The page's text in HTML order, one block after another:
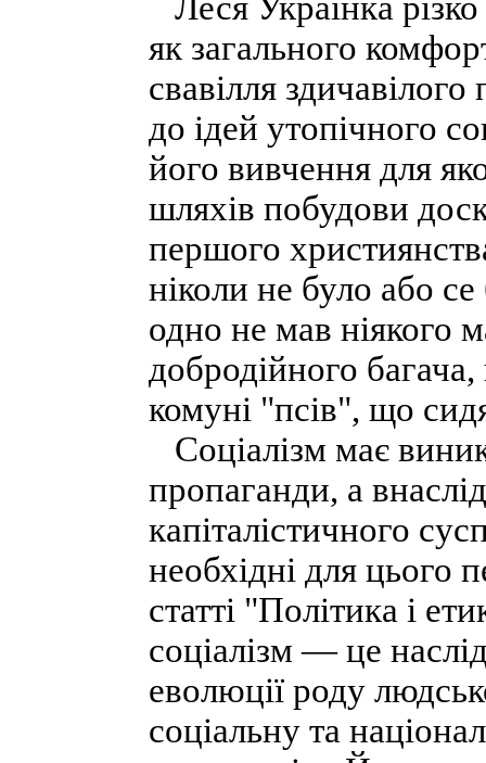
як загального
свавілля
до ідей утопічного
його вивчення для
шляхів побудови
першого
ніколи не було або
одно не мав ніякого
добродійного
комуні "псів", що
Соціалізм має
пропаганди, а
капіталістичного
необхідні для цього
статті "Політика і
соціалізм — це
еволюції роду
соціальну та